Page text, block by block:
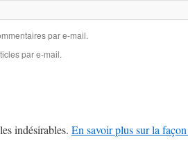
par e-mail.
par e-mail.
indésirables. En savoir plus sur la